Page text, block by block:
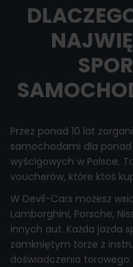
Przez ponad 10 lat
samochodami dla ponad 250
wyścigowych w Polsce.
W Devil-Cars możesz
Lamborghini, Porsche, Nissana
innych aut. Każda jazda
zamkniętym torze z instruktorem obok — nie trzeba mieć
doświadczenia torowego.